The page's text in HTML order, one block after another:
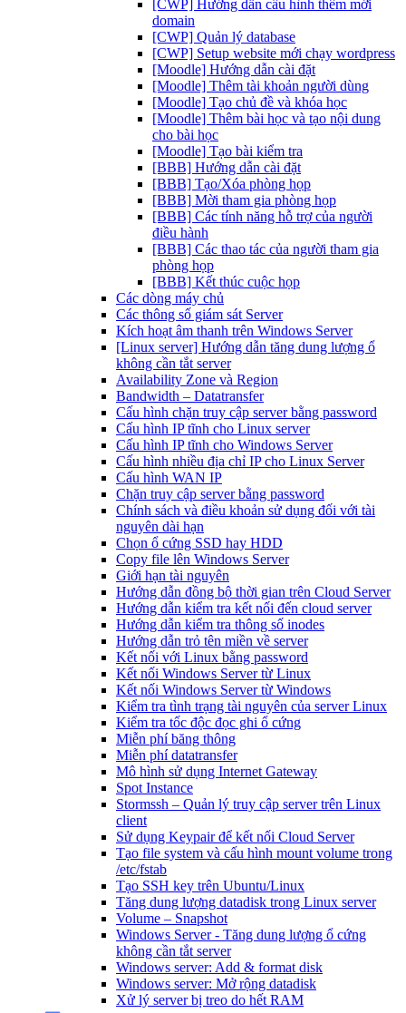
[CWP] Hướng dẫn cấu hình thêm mới
domain
[CWP] Quản lý database
[CWP] Setup website mới chạy wordpress
[Moodle] Hướng dẫn cài đặt
[Moodle] Thêm tài khoản người dùng
[Moodle] Tạo chủ đề và khóa học
[Moodle] Thêm bài học và tạo nội dung
cho bài học
[Moodle] Tạo bài kiểm tra
[BBB] Hướng dẫn cài đặt
[BBB] Tạo/Xóa phòng họp
[BBB] Mời tham gia phòng họp
[BBB] Các tính năng hỗ trợ của người
điều hành
[BBB] Các thao tác của người tham gia
phòng họp
[BBB] Kết thúc cuộc họp
Các dòng máy chủ
Các thông số giám sát Server
Kích hoạt âm thanh trên Windows Server
[Linux server] Hướng dẫn tăng dung lượng ổ
không cần tắt server
Availability Zone và Region
Bandwidth – Datatransfer
Cấu hình chặn truy cập server bằng password
Cấu hình IP tĩnh cho Linux server
Cấu hình IP tĩnh cho Windows Server
Cấu hình nhiều địa chỉ IP cho Linux Server
Cấu hình WAN IP
Chặn truy cập server bằng password
Chính sách và điều khoản sử dụng đối với tài
nguyên dài hạn
Chọn ổ cứng SSD hay HDD
Copy file lên Windows Server
Giới hạn tài nguyên
Hướng dẫn đồng bộ thời gian trên Cloud Server
Hướng dẫn kiểm tra kết nối đến cloud server
Hướng dẫn kiểm tra thông số inodes
Hướng dẫn trỏ tên miền về server
Kết nối với Linux bằng password
Kết nối Windows Server từ Linux
Kết nối Windows Server từ Windows
Kiểm tra tình trạng tài nguyên của server Linux
Kiểm tra tốc độc đọc ghi ổ cứng
Miễn phí băng thông
Miễn phí datatransfer
Mô hình sử dụng Internet Gateway
Spot Instance
Stormssh – Quản lý truy cập server trên Linux
client
Sử dụng Keypair để kết nối Cloud Server
Tạo file system và cấu hình mount volume trong
/etc/fstab
Tạo SSH key trên Ubuntu/Linux
Tăng dung lượng datadisk trong Linux server
Volume – Snapshot
Windows Server - Tăng dung lượng ổ cứng
không cần tắt server
Windows server: Add & format disk
Windows server: Mở rộng datadisk
Xử lý server bị treo do hết RAM